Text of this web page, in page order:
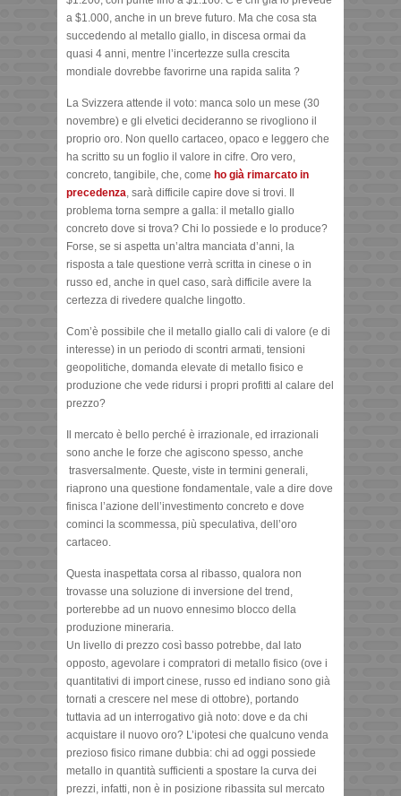
a $1.000, anche in un breve futuro. Ma che cosa sta
succedendo al metallo giallo, in discesa ormai da
quasi 4 anni, mentre l’incertezze sulla crescita
mondiale dovrebbe favorirne una rapida salita ?
La Svizzera attende il voto: manca solo un mese (30
novembre) e gli elvetici decideranno se rivogliono il
proprio oro. Non quello cartaceo, opaco e leggero che
ha scritto su un foglio il valore in cifre. Oro vero,
concreto, tangibile, che, come ho già rimarcato in
precedenza , sarà difficile capire dove si trovi. Il
problema torna sempre a galla: il metallo giallo
concreto dove si trova? Chi lo possiede e lo produce?
Forse, se si aspetta un’altra manciata d’anni, la
risposta a tale questione verrà scritta in cinese o in
russo ed, anche in quel caso, sarà difficile avere la
certezza di rivedere qualche lingotto.
Com’è possibile che il metallo giallo cali di valore (e di
interesse) in un periodo di scontri armati, tensioni
geopolitiche, domanda elevate di metallo fisico e
produzione che vede ridursi i propri profitti al calare del
prezzo?
Il mercato è bello perché è irrazionale, ed irrazionali
sono anche le forze che agiscono spesso, anche
trasversalmente. Queste, viste in termini generali,
riaprono una questione fondamentale, vale a dire dove
finisca l’azione dell’investimento concreto e dove
cominci la scommessa, più speculativa, dell’oro
cartaceo.
Questa inaspettata corsa al ribasso, qualora non
trovasse una soluzione di inversione del trend,
porterebbe ad un nuovo ennesimo blocco della
produzione mineraria.
Un livello di prezzo così basso potrebbe, dal lato
opposto, agevolare i compratori di metallo fisico (ove i
quantitativi di import cinese, russo ed indiano sono già
tornati a crescere nel mese di ottobre), portando
tuttavia ad un interrogativo già noto: dove e da chi
acquistare il nuovo oro? L’ipotesi che qualcuno venda
prezioso fisico rimane dubbia: chi ad oggi possiede
metallo in quantità sufficienti a spostare la curva dei
prezzi, infatti, non è in posizione ribassita sul mercato